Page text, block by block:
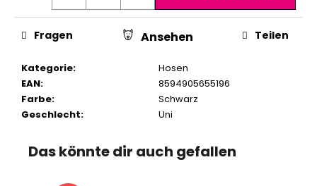
Kategorie:
Hosen
EAN:
8594905655196
Farbe:
Schwarz
Geschlecht: Uni
Fragen Ansehen Teilen
Das könnte dir auch gefallen